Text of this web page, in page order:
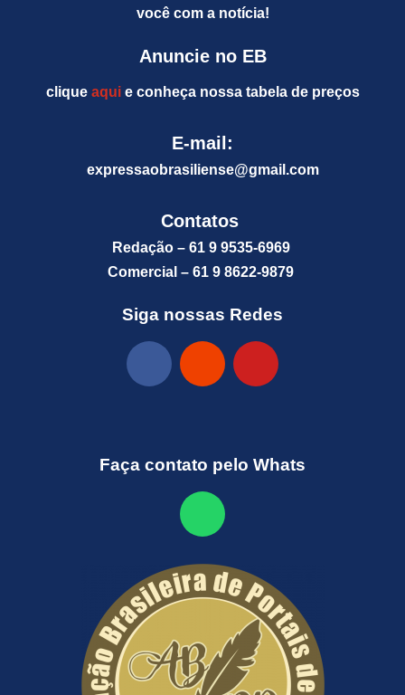
você com a notícia!
Anuncie no EB
clique aquie conheça nossa tabela de preços
E-mail:
expressaobrasiliense@gmail.com
Contatos
Redação – 61 9 9535-6969
Comercial – 61 9 8622-9879
Siga nossas Redes
Faça contato pelo Whats